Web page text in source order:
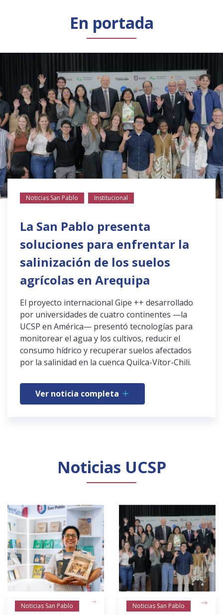
En portada
Noticias San Pablo Institucional
La San Pablo presenta
soluciones para enfrentar la
salinización de los suelos
agrícolas en Arequipa
El proyecto internacional Gipe ++ desarrollado
por universidades de cuatro continentes —la
UCSP en América— presentó tecnologías para
monitorear el agua y los cultivos, reducir el
consumo hídrico y recuperar suelos afectados
por la salinidad en la cuenca Quilca-Vítor-Chili.
Ver noticia completa
Noticias UCSP
Noticias San Pablo
Noticias San Pablo